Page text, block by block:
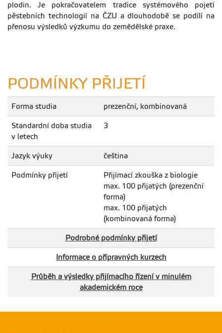
plodin. Je pokračovatelem tradice systémového pojetí
pěstebních technologií na ČZU a dlouhodobě se podílí na
přenosu výsledků výzkumu do zemědělské praxe.
PODMÍNKY PŘIJETÍ
Forma studia prezenční, kombinovaná
Standardní doba studia
v letech
3
Jazyk výuky čeština
Podmínky přijetí
Přijímací zkouška z biologie
max. 100 přijatých (prezenční
forma)
max. 100 přijatých
(kombinovaná forma)
Podrobné podmínky přijetí
Informace o přípravných kurzech
Průběh a výsledky přijímacího řízení v minulém
akademickém roce